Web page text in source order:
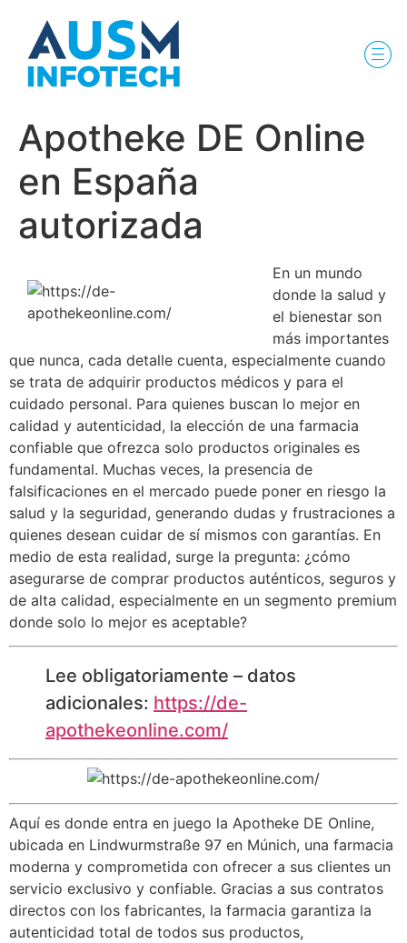
Apotheke DE Online
en España
autorizada
En un mundo
donde la salud y
el bienestar son
más importantes
que nunca, cada detalle cuenta, especialmente cuando
se trata de adquirir productos médicos y para el
cuidado personal. Para quienes buscan lo mejor en
calidad y autenticidad, la elección de una farmacia
confiable que ofrezca solo productos originales es
fundamental. Muchas veces, la presencia de
falsificaciones en el mercado puede poner en riesgo la
salud y la seguridad, generando dudas y frustraciones a
quienes desean cuidar de sí mismos con garantías. En
medio de esta realidad, surge la pregunta: ¿cómo
asegurarse de comprar productos auténticos, seguros y
de alta calidad, especialmente en un segmento premium
donde solo lo mejor es aceptable?
Lee obligatoriamente – datos
adicionales: https://de-
apothekeonline.com/
Aquí es donde entra en juego la Apotheke DE Online,
ubicada en Lindwurmstraße 97 en Múnich, una farmacia
moderna y comprometida con ofrecer a sus clientes un
servicio exclusivo y confiable. Gracias a sus contratos
directos con los fabricantes, la farmacia garantiza la
autenticidad total de todos sus productos,